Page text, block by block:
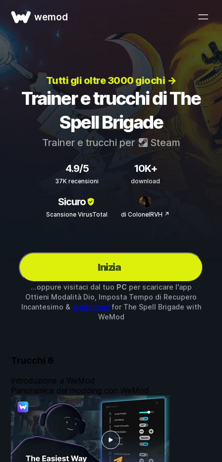
wemod
Tutti gli oltre 3000 giochi →
Trainer e trucchi di The
Spell Brigade
Trainer e trucchi per Steam
4.9/5
37K recensioni
10K+
download
Sicuro
Scansione VirusTotal di ColonelRVH ↗
Inizia
...oppure visitaci dal tuo PC per scaricare l'app
Ottieni Modalità Dio, Imposta Tempo di Recupero
Incantesimo & 4 altri mod for The Spell Brigade with
WeMod
Trucchi 6
Introduzione a WeMod
Panoramica del modding con WeMod